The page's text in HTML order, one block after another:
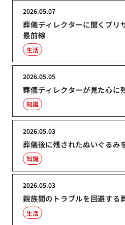
葬儀ディレクターに聞くプリ
最前線
2026.05.07
生活
葬儀ディレクターが見た心に
2026.05.05
知識
葬儀後に残されたぬいぐるみ
2026.05.03
知識
親族間のトラブルを回避する
2026.05.03
生活